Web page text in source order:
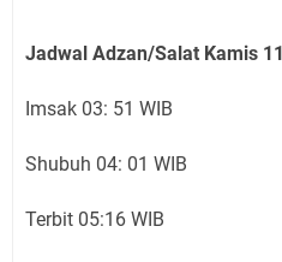
Jadwal Adzan/Salat Kamis
Imsak 03: 51 WIB
Shubuh 04: 01 WIB
Terbit 05:16 WIB